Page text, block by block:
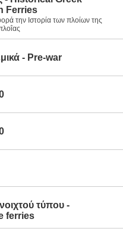
Ferries
την Ιστορία των πλοίων της
- Pre-war
τύπου -
ferries